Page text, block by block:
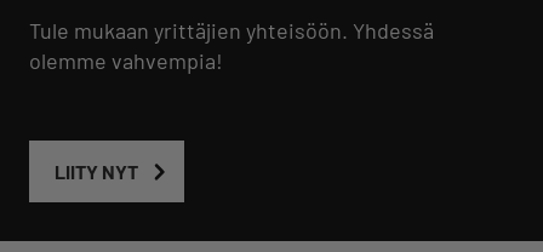
Tule mukaan yrittäjien yhteisöön. Yhdessä
olemme vahvempia!
LIITY NYT